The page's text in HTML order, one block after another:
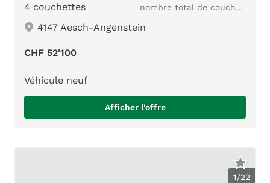
4 couchettes nombre total de couchages
4147 Aesch-Angenstein
CHF 52'100
Véhicule neuf
Afficher l'offre
1/22